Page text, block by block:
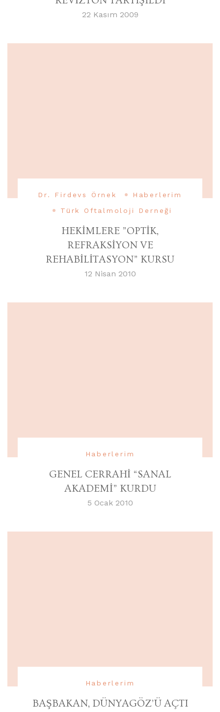
22 Kasım 2009
Dr. Firdevs Örnek
Haberlerim
Türk Oftalmoloji Derneği
HEKİMLERE ”OPTİK,
REFRAKSİYON VE
REHABİLİTASYON” KURSU
12 Nisan 2010
Haberlerim
GENEL CERRAHİ “SANAL
AKADEMİ” KURDU
5 Ocak 2010
Haberlerim
BAŞBAKAN, DÜNYAGÖZ’Ü AÇTI